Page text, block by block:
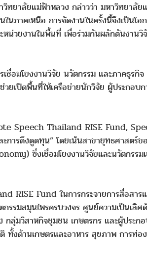
ยแม่ฟ้าหลวง กล่าวว่า มหาวิทยาลัยแ
าคเหนือ การจัดงานในครั้งนี้จึงเป็นโอ
น่วยงานในพื้นที่ เพื่อร่วมกันผลักดันงาน
อมโยงงานวิจัย นวัตกรรม และภาคธุรกิจ
วยเปิดพื้นที่ให้เครือข่ายนักวิจัย ผู้ประก
Speech Thailand RISE Fund,
การดึงดูดทุน” โดยเน้นสาขายุทธศาสต
ซึ่งเชื่อมโยงงานวิจัยและนวัตกร
RISE Fund ในการกระจายการสื่อสาร
รรมสมุนไพรครบวงจร ศูนย์ความเป็น
ลุ่มวิสาหกิจชุมชน เกษตรกร และผู้ประ
ทั้งด้านเกษตรและอาหาร สุขภาพ การท่